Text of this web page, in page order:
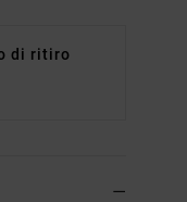
di ritiro